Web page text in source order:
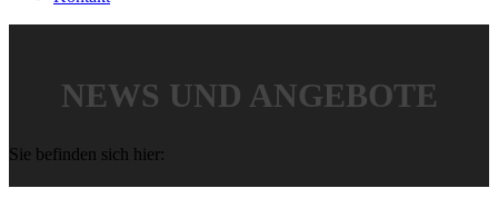
NEWS UND ANGEBOTE
Sie befinden sich hier: